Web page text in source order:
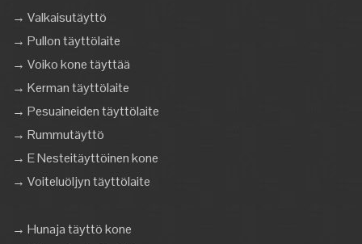
→ Valkaisutäyttö
→ Pullon täyttölaite
→ Voiko kone täyttää
→ Kerman täyttölaite
→ Pesuaineiden täyttölaite
→ Rummutäyttö
→ E Nesteitäyttöinen kone
→ Voiteluöljyn täyttölaite
→ Hunaja täyttö kone